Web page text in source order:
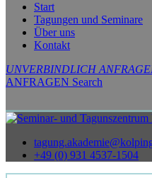
Start
Tagungen und Seminare
Über uns
Kontakt
UNVERBINDLICH
ANFRAGEN Search
+49 (0) 931 4537-1504